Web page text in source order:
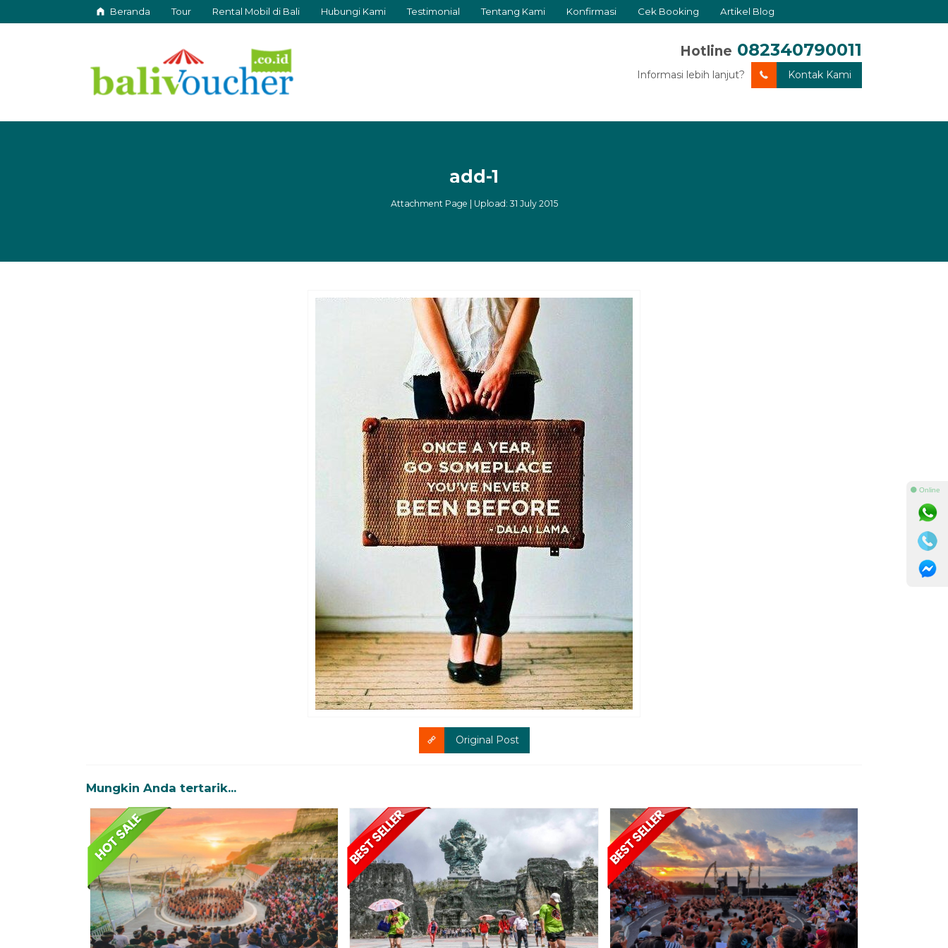
Beranda Tour Rental Mobil di Bali Hubungi Kami Testimonial Tentang Kami Konfirmasi Cek Booking Artikel Blog
Hotline 082340790011
Informasi lebih lanjut? Kontak Kami
add-1
Attachment Page | Upload: 31 July 2015
Original Post
Mungkin Anda tertarik...
⚫ Online